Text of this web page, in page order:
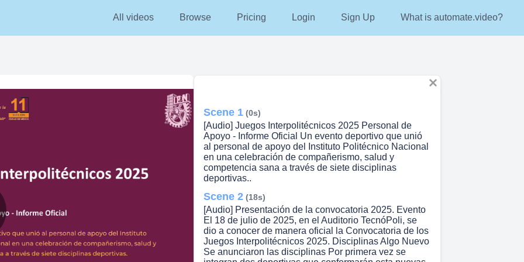
All videos Browse Pricing Login Sign Up What is automate.video?
Scene 1 (0s)
[Audio] Juegos Interpolitécnicos 2025 Personal de
Apoyo - Informe Oficial Un evento deportivo que unió
al personal de apoyo del Instituto Politécnico Nacional
en una celebración de compañerismo, salud y
competencia sana a través de siete disciplinas
deportivas..
Scene 2 (18s)
[Audio] Presentación de la convocatoria 2025. Evento
El 18 de julio de 2025, en el Auditorio TecnóPoli, se
dio a conocer de manera oficial la Convocatoria de los
Juegos Interpolitécnicos 2025. Disciplinas Algo Nuevo
Se anunciaron las disciplinas Por primera vez se